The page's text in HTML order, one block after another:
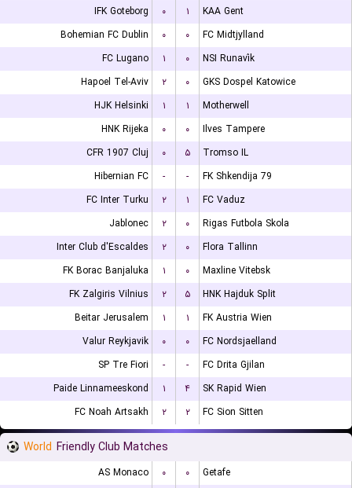
IFK Goteborg
۰ ۱
KAA Gent
Bohemian FC Dublin
۰ ۰
FC Midtjylland
FC Lugano
۱ ۰
NSI Runavík
Hapoel Tel-Aviv
۲ ۰
GKS Dospel Katowice
HJK Helsinki
۱ ۱
Motherwell
HNK Rijeka
۰ ۰
Ilves Tampere
CFR 1907 Cluj
۰ ۵
Tromso IL
Hibernian FC
- -
FK Shkendija 79
FC Inter Turku
۲ ۱
FC Vaduz
Jablonec
۲ ۰
Rigas Futbola Skola
Inter Club d'Escaldes
۲ ۰
Flora Tallinn
FK Borac Banjaluka
۱ ۰
Maxline Vitebsk
FK Zalgiris Vilnius
۲ ۵
HNK Hajduk Split
Beitar Jerusalem
۱ ۱
FK Austria Wien
Valur Reykjavik
۰ ۰
FC Nordsjaelland
SP Tre Fiori
- -
FC Drita Gjilan
Paide Linnameeskond
۱ ۴
SK Rapid Wien
FC Noah Artsakh
۲ ۲ FC Sion Sitten
World Friendly Club Matches
AS Monaco ۰ ۰
Getafe